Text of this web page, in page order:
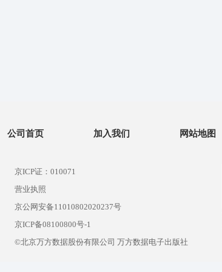
公司首页 加入我们 网站地图
京ICP证：010071
营业执照
京公网安备11010802020237号
京ICP备08100800号-1
©北京万方数据股份有限公司 万方数据电子出版社